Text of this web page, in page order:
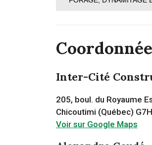
Inter-Cité
205, boul. du Royaume
Chicoutimi (Québec)
Voir sur Google Maps